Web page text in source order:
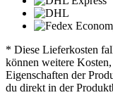
* Diese Lieferkosten
können weitere
Eigenschaften der
du direkt in der